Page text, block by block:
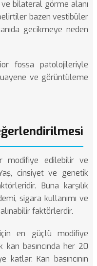
bilateral görme alanı
bazen vestibüler
gecikmeye neden
fossa patolojileriyle
ve görüntüleme
modifiye edilebilir ve
cinsiyet ve genetik
Buna karşılık
sigara kullanımı ve
faktörlerdir.
en güçlü modifiye
basıncında her 20
katlar. Kan basıncının